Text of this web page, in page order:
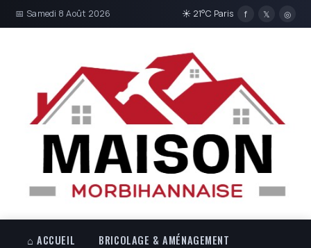
📅 Samedi 8 Août 2026 ☀ 21°C Paris f 𝕏 ◎
⌂ ACCUEIL
BRICOLAGE & AMÉNAGEMENT